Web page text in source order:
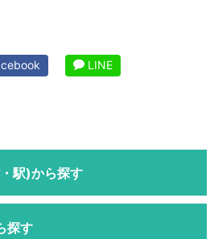
LINE
駅)から探す
探す